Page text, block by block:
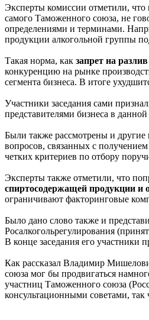
Эксперты комиссии отметили, что
самого Таможенного союза, не
определениями и терминами.
продукции алкогольной группы
Такая норма, как запрет на
конкуренцию на рынке
сегмента бизнеса. В итоге
Участники заседания сами
представителями бизнеса в данной
Были также рассмотрены и
вопросов, связанных с
четких критериев по отбору
Эксперты также отметили, что
спиртосодержащей продукции и
ограничивают факторинговые
Было дано слово также и
Росалкогольрегулирования
В конце заседания его участники
Как рассказал Владимир
союза мог бы продвигаться
участниц Таможенного союза
консультационными советами,